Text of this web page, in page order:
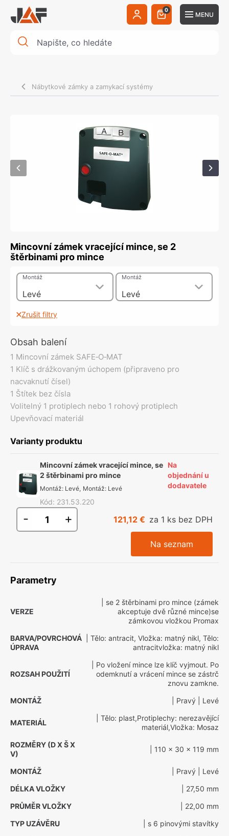
0
MENU
Nábytkové zámky a zamykací systémy
Mincovní zámek vracející mince, se 2
štěrbinami pro mince
Levé
Montáž
Levé
Montáž
Zrušit filtry
Obsah balení
1 Mincovní zámek SAFE‐O‐MAT
1 Klíč s drážkovaným úchopem (připraveno pro
nacvaknutí čísel)
1 Štítek bez čísla
Volitelný 1 protiplech nebo 1 rohový protiplech
Upevňovací materiál
Varianty produktu
Mincovní zámek vracející mince, se
2 štěrbinami pro mince
Montáž: Levé, Montáž: Levé
Kód: 231.53.220
Na
objednání u
dodavatele
- + 121,12 € za 1 ks bez DPH
Na seznam
Parametry
VERZE
| se 2 štěrbinami pro mince (zámek
akceptuje dvě různé mince)se
zámkovou vložkou Promax
BARVA/POVRCHOVÁ
ÚPRAVA
| Tělo: antracit, Vložka: matný nikl, Tělo:
antracitvložka: matný nikl
ROZSAH POUŽITÍ
| Po vložení mince lze klíč vyjmout. Po
odemknutí a vrácení mince se zástrč
znovu zamkne.
MONTÁŽ
| Pravý | Levé
MATERIÁL
| Tělo: plast,Protiplechy: nerezavějící
materiál,Vložka: Mosaz
ROZMĚRY (D X Š X
V)
| 110 x 30 x 119 mm
MONTÁŽ | Pravý | Levé
DÉLKA VLOŽKY
| 27,50 mm
PRŮMĚR VLOŽKY
| 22,00 mm
TYP UZÁVĚRU
| s 6 pinovými stavítky